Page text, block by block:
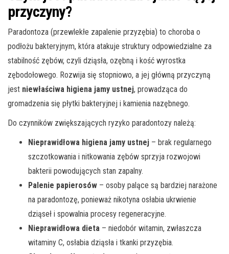
przyczyny?
Paradontoza (przewlekłe zapalenie przyzębia) to choroba o
podłożu bakteryjnym, która atakuje struktury odpowiedzialne za
stabilność zębów, czyli dziąsła, ozębną i kość wyrostka
zębodołowego. Rozwija się stopniowo, a jej główną przyczyną
jest niewłaściwa higiena jamy ustnej, prowadząca do
gromadzenia się płytki bakteryjnej i kamienia nazębnego.
Do czynników zwiększających ryzyko paradontozy należą:
Nieprawidłowa higiena jamy ustnej – brak regularnego
szczotkowania i nitkowania zębów sprzyja rozwojowi
bakterii powodujących stan zapalny.
Palenie papierosów – osoby palące są bardziej narażone
na paradontozę, ponieważ nikotyna osłabia ukrwienie
dziąseł i spowalnia procesy regeneracyjne.
Nieprawidłowa dieta – niedobór witamin, zwłaszcza
witaminy C, osłabia dziąsła i tkanki przyzębia.